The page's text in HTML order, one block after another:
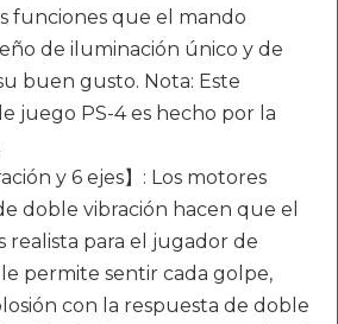
funciones que el mando
de iluminación único y de
buen gusto. Nota: Este
juego PS-4 es hecho por la
y 6 ejes】: Los motores
doble vibración hacen que el
realista para el jugador de
permite sentir cada golpe,
con la respuesta de doble